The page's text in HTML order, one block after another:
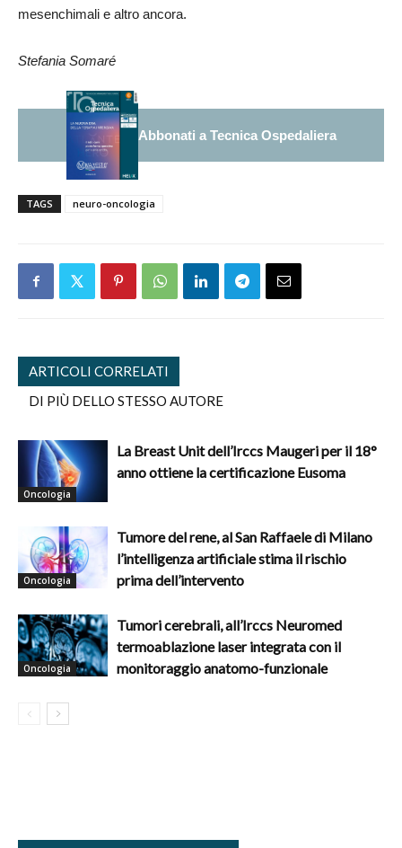
mesenchimali e altro ancora.
Stefania Somaré
Abbonati a Tecnica Ospedaliera
TAGS neuro-oncologia
ARTICOLI CORRELATI
DI PIÙ DELLO STESSO AUTORE
Oncologia
La Breast Unit dell’Irccs Maugeri per il 18°
anno ottiene la certificazione Eusoma
Oncologia
Tumore del rene, al San Raffaele di Milano
l’intelligenza artificiale stima il rischio
prima dell’intervento
Oncologia
Tumori cerebrali, all’Irccs Neuromed
termoablazione laser integrata con il
monitoraggio anatomo-funzionale